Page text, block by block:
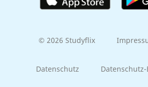
© 2026 Studyflix
Datenschutz